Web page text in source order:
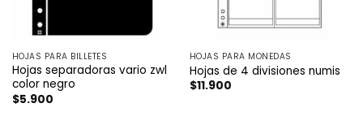
HOJAS PARA BILLETES
Hojas separadoras vario zwl
color negro
$5.900
HOJAS PARA MONEDAS
Hojas de 4 divisiones numis
$11.900